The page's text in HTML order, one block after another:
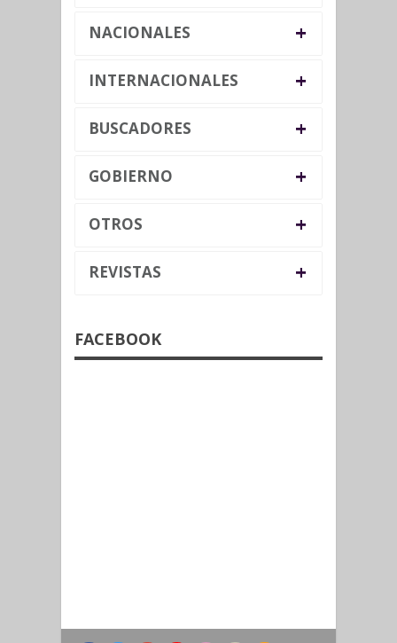
NACIONALES +
INTERNACIONALES +
BUSCADORES +
GOBIERNO +
OTROS +
REVISTAS +
FACEBOOK